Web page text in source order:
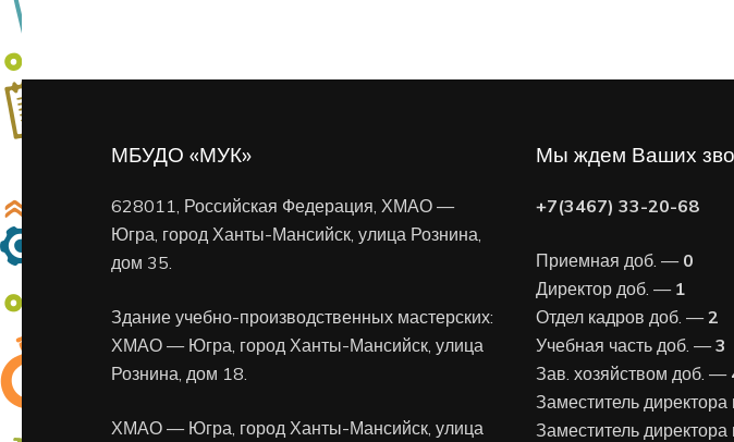
МБУДО «МУК»
628011, Российская Федерация, ХМАО —
Югра, город Ханты-Мансийск, улица Рознина,
дом 35.
Здание учебно-производственных мастерских:
ХМАО — Югра, город Ханты-Мансийск, улица
Рознина, дом 18.
ХМАО — Югра, город Ханты-Мансийск, улица
Мы ждем Ваших
+7(3467) 33-20-68
Приемная доб. — 0
Директор доб. — 1
Отдел кадров доб. —2
Учебная часть доб. —3
Зав. хозяйством доб. —
Заместитель
Заместитель